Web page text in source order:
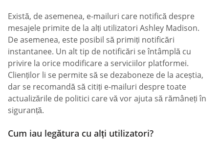
Există, de asemenea, e-mailuri care notifică despre
mesajele primite de la alți utilizatori Ashley Madison.
De asemenea, este posibil să primiți notificări
instantanee. Un alt tip de notificări se întâmplă cu
privire la orice modificare a serviciilor platformei.
Clienților li se permite să se dezaboneze de la aceștia,
dar se recomandă să citiți e-mailuri despre toate
actualizările de politici care vă vor ajuta să rămâneți în
siguranță.
Cum iau legătura cu alți utilizatori?